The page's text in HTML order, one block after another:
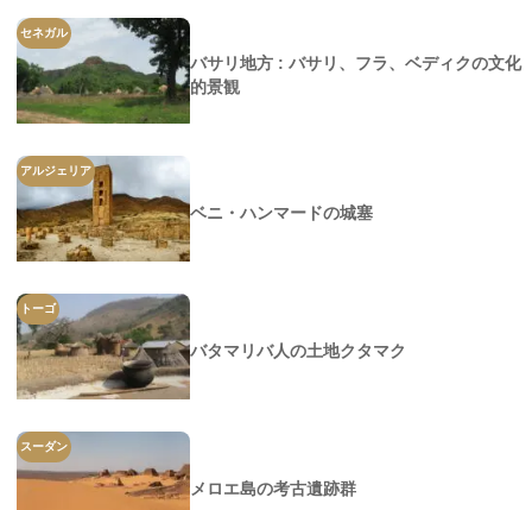
セネガル
バサリ地方 : バサリ、フラ、ベディクの文化
的景観
アルジェリア
ベニ・ハンマードの城塞
トーゴ
バタマリバ人の土地クタマク
スーダン
メロエ島の考古遺跡群